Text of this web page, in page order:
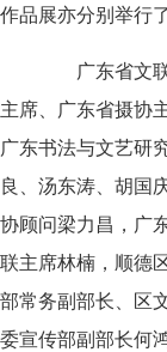
作品展亦分别举行
广东省文联
主席、广东省摄协
广东书法与文艺研
良、汤东涛、胡国
协顾问梁力昌，广
联主席林楠，顺德
部常务副部长、区
委宣传部副部长何